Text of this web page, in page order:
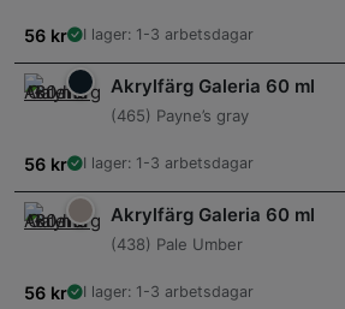
56 kr I lager: 1-3 arbetsdagar
Akrylfärg Galeria 60 ml
(465) Payne’s gray
56 kr I lager: 1-3 arbetsdagar
Akrylfärg Galeria 60 ml
(438) Pale Umber
56 kr I lager: 1-3 arbetsdagar